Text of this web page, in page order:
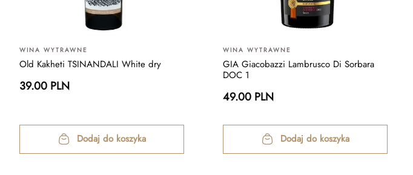
WINA WYTRAWNE
Old Kakheti TSINANDALI White dry
39.00 PLN
Dodaj do koszyka
WINA WYTRAWNE
GIA Giacobazzi Lambrusco Di Sorbara
DOC 1
49.00 PLN
Dodaj do koszyka